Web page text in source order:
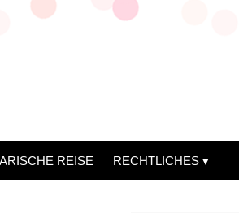
REISE RECHTLICHES